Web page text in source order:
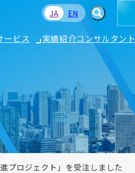
JA EN
ービス 実績紹介コンサルタント
プロジェクト」を受注しました